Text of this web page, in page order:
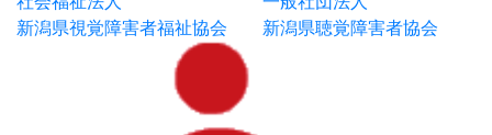
新潟県視覚障害者福祉協会
新潟県聴覚障害者協会